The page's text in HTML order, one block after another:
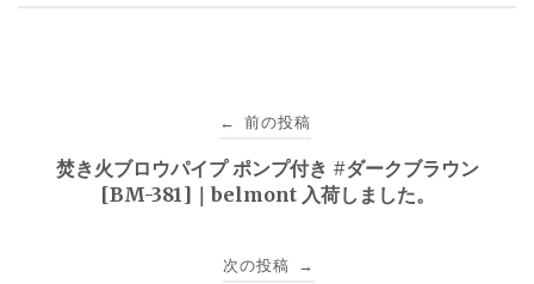
← 前の投稿
焚き火ブロウパイプ ポンプ付き #ダークブラウン
[BM-381]｜belmont 入荷しました。
次の投稿 →